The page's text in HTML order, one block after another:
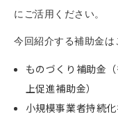
にご活用ください。
今回紹介する補助金は
ものづくり補助金
上促進補助金）
小規模事業者持続